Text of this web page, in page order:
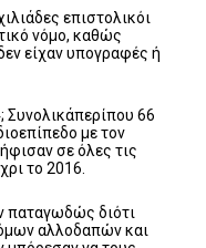
επιστολικόι
νόμο, καθώς
είχαν υπογραφές ή
Συνολικάπερίπου 66
με τον
σε όλες τις
το 2016.
παταγωδώς διότι
αλλοδαπών και